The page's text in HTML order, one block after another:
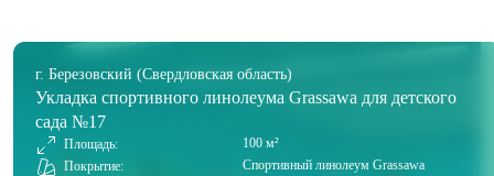
г. Березовский (Свердловская область)
Укладка спортивного линолеума Grassawa для детского
сада №17
Площадь:
100 м²
Покрытие:
Спортивный линолеум Grassawa